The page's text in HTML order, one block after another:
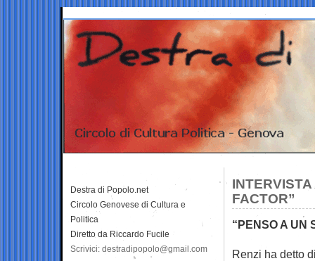
FACTOR”
“PENSO A UN
Renzi ha detto
Destra di Popolo.net
Circolo Genovese di Cultura e
Politica
Diretto da Riccardo Fucile
Scrivici: destradipopolo@gmail.com